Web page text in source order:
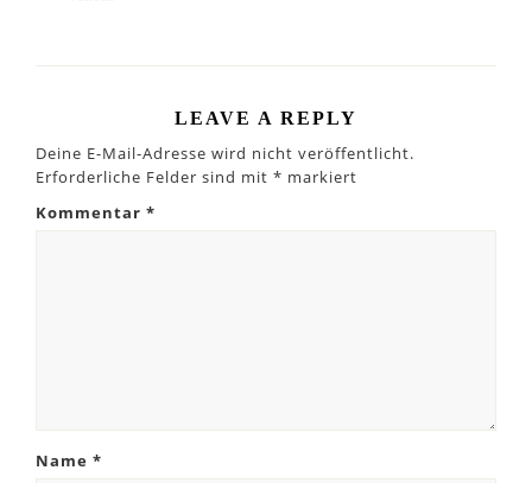
LEAVE A REPLY
Deine E-Mail-Adresse wird nicht veröffentlicht.
Erforderliche Felder sind mit * markiert
Kommentar *
Name *